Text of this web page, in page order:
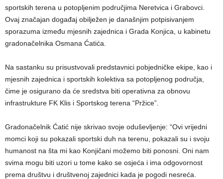
sportskih terena u potopljenim područjima Neretvica i Grabovci.
Ovaj značajan događaj obilježen je današnjim potpisivanjem
sporazuma između mjesnih zajednica i Grada Konjica, u kabinetu
gradonačelnika Osmana Ćatića.
Na sastanku su prisustvovali predstavnici pobjedničke ekipe, kao i
mjesnih zajednica i sportskih kolektiva sa potopljenog područja,
čime je osigurano da će sredstva biti operativna za obnovu
infrastrukture FK Klis i Sportskog terena “Pržice”.
Gradonačelnik Ćatić nije skrivao svoje oduševljenje: “Ovi vrijedni
momci koji su pokazali sportski duh na terenu, pokazali su i svoju
humanost na šta mi kao Konjičani možemo biti ponosni. Oni nam
svima mogu biti uzori u tome kako se osjeća i ima odgovornost
prema društvu i društvenoj zajednici kada je pogodi nesreća.